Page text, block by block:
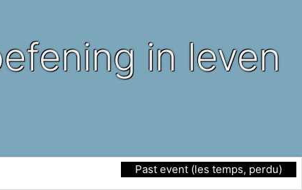
in leven
Past event (les temps, perdu)